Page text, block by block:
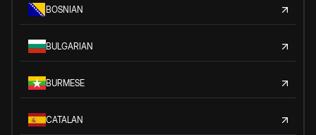
BOSNIAN
BULGARIAN
BURMESE
CATALAN